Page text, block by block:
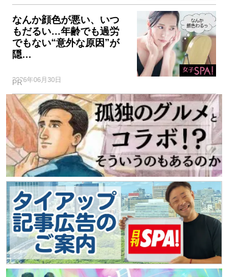
なんか顔色が悪い、いつ
もだるい…年齢でも過労
でもない“意外な原因”が
隠…
2026年06月30日
PR